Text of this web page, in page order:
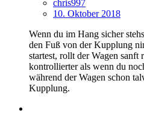
chris997
10. Oktober 2018
Wenn du im Hang sicher
den Fuß von der Kupplung
startest, rollt der Wagen sanft
kontrollierter als wenn du
während der Wagen schon
Kupplung.